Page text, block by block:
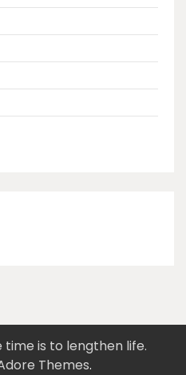
time is to lengthen life.
Themes.